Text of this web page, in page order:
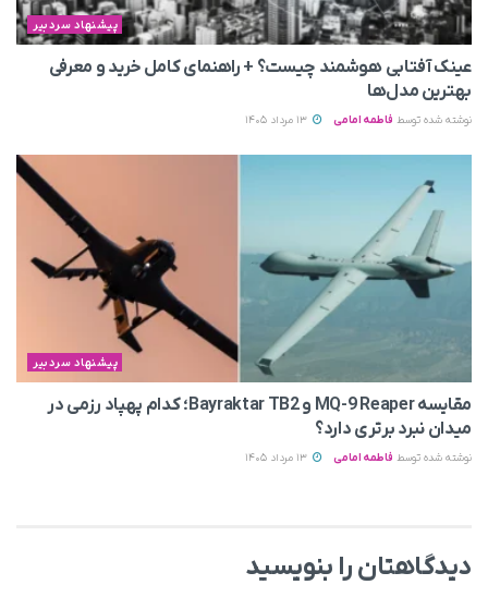
پیشنهاد سردبیر
عینک آفتابی هوشمند چیست؟ + راهنمای کامل خرید و معرفی
بهترین مدل‌ها
نوشته شده توسط فاطمه امامی
پیشنهاد سردبیر
مقایسه MQ-9 Reaper و Bayraktar TB2؛ کدام پهپاد رزمی در
میدان نبرد برتری دارد؟
نوشته شده توسط فاطمه امامی
دیدگاهتان را بنویسید